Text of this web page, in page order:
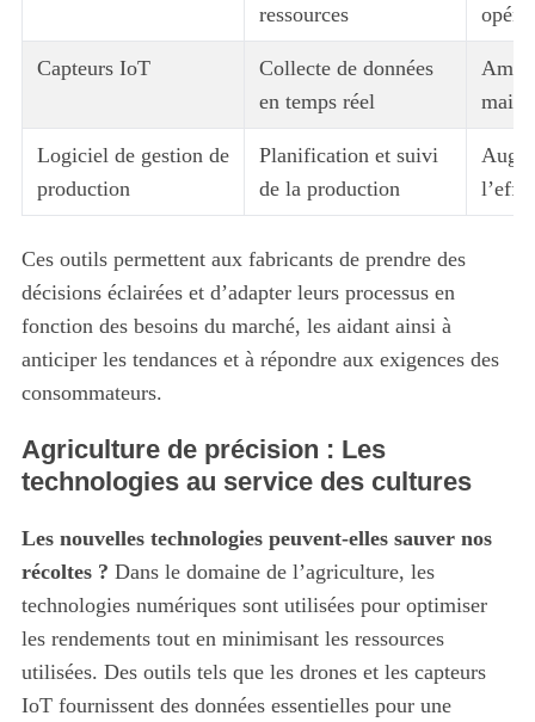
ressources
Capteurs IoT
Collecte de données
en temps réel
Logiciel de gestion de
production
Planification et suivi
de la production
Ces outils permettent aux fabricants de prendre des
décisions éclairées et d’adapter leurs processus en
fonction des besoins du marché, les aidant ainsi à
anticiper les tendances et à répondre aux exigences des
consommateurs.
Agriculture de précision : Les
technologies au service des cultures
Les nouvelles technologies peuvent-elles sauver nos
récoltes ? Dans le domaine de l’agriculture, les
technologies numériques sont utilisées pour optimiser
les rendements tout en minimisant les ressources
utilisées. Des outils tels que les drones et les capteurs
IoT fournissent des données essentielles pour une
S
e
c
h
f